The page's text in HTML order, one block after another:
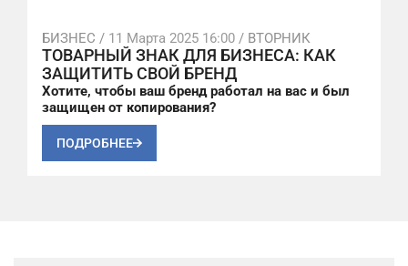
БИЗНЕС / 11 Марта 2025 16:00 / ВТОРНИК
ТОВАРНЫЙ ЗНАК ДЛЯ БИЗНЕСА: КАК
ЗАЩИТИТЬ СВОЙ БРЕНД
Хотите, чтобы ваш бренд работал на вас и был
защищен от копирования?
ПОДРОБНЕЕ